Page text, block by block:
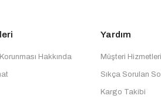
Hakkında
Yardım
Müşteri Hizmetleri
Sıkça Sorulan
Kargo Takibi